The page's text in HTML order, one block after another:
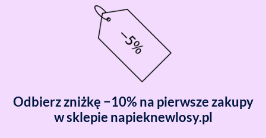
Odbierz zniżkę −10% na pierwsze zakupy
w sklepie napieknewlosy.pl